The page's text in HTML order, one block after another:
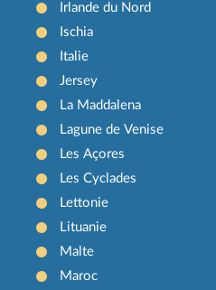
Irlande du Nord
Ischia
Italie
Jersey
La Maddalena
Lagune de Venise
Les Açores
Les Cyclades
Lettonie
Lituanie
Malte
Maroc